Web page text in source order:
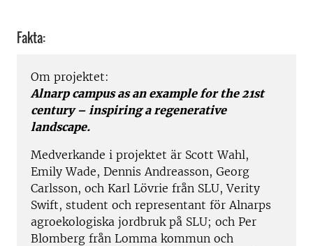
Fakta:
Om projektet:
Alnarp campus as an example for the 21st
century – inspiring a regenerative
landscape.
Medverkande i projektet är Scott Wahl,
Emily Wade, Dennis Andreasson, Georg
Carlsson, och Karl Lövrie från SLU, Verity
Swift, student och representant för Alnarps
agroekologiska jordbruk på SLU; och Per
Blomberg från Lomma kommun och